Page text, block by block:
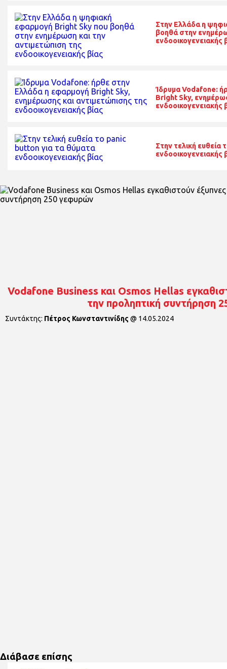
Στην Ελλάδα η
βοηθά στην
ενδοοικογενειακής
Ίδρυμα Vodafone:
Bright Sky,
ενδοοικογενειακής
Στην τελική ευθεία
ενδοοικογενειακής
Vodafone Business και Osmos Hellas
την προληπτική συντήρηση
Συντάκτης: Πέτρος Κωνσταντινίδης @ 14.05.2024
Διάβασε επίσης